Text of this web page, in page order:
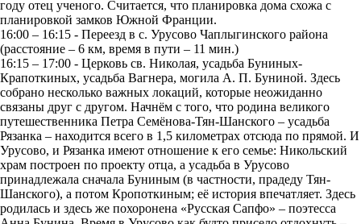
году отец ученого. Считается, что планировка дома схожа с
планировкой замков Южной Франции.
16:00 – 16:15 - Переезд в с. Урусово Чаплыгинского района
(расстояние – 6 км, время в пути – 11 мин.)
16:15 – 17:00 - Церковь св. Николая, усадьба Буниных-
Крапоткиных, усадьба Вагнера, могила А. П. Буниной. Здесь
собрано несколько важных локаций, которые неожиданно
связаны друг с другом. Начнём с того, что родина великого
путешественника Петра Семёнова-Тян-Шанского – усадьба
Рязанка – находится всего в 1,5 километрах отсюда по прямой. И
Урусово, и Рязанка имеют отношение к его семье: Никольский
храм построен по проекту отца, а усадьба в Урусово
принадлежала сначала Буниным (в частности, прадеду Тян-
Шанского), а потом Кропоткиным; её история впечатляет. Здесь
родилась и здесь же похоронена «Русская Сапфо» – поэтесса